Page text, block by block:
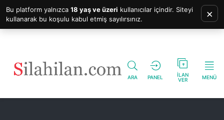
ARA PANEL
İLAN
VER
MENÜ
Bu platform yalnızca 18 yaş ve üzeri kullanıcılar içindir. Siteyi
kullanarak bu koşulu kabul etmiş sayılırsınız.
×